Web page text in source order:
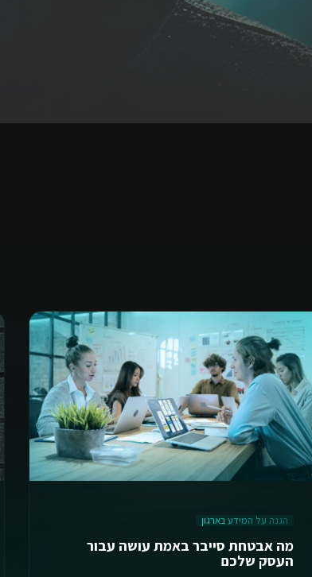
הגנה על המידע בארגון
מה אבטחת סייבר באמת עושה עבור
העסק שלכם